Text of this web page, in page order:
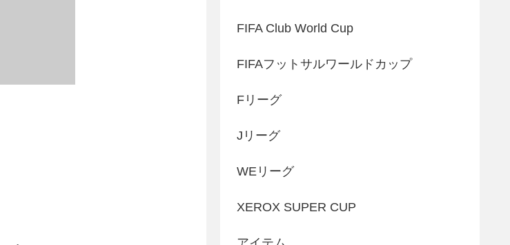
FIFA Club World Cup
FIFAフットサルワールドカップ
Fリーグ
Jリーグ
WEリーグ
XEROX SUPER CUP